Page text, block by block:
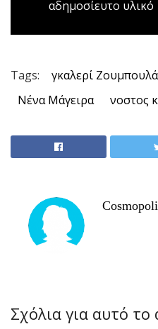
αδημοσίευτο υλικό
Tags: γκαλερί
Νένα Μάγειρα
νοστος
Σχόλια για αυτό το